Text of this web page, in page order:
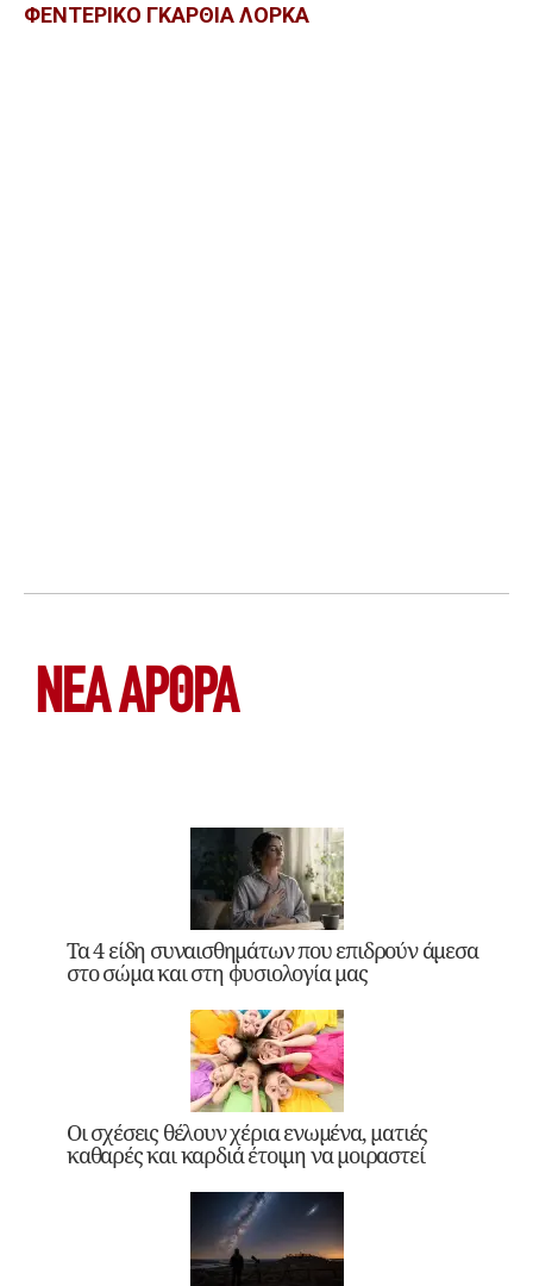
ΦΕΝΤΕΡΙΚΟ ΓΚΑΡΘΙΑ ΛΟΡΚΑ
ΝΕΑ ΆΡΘΡΑ
Τα 4 είδη συναισθημάτων που επιδρούν άμεσα
στο σώμα και στη φυσιολογία μας
Οι σχέσεις θέλουν χέρια ενωμένα, ματιές
καθαρές και καρδιά έτοιμη να μοιραστεί